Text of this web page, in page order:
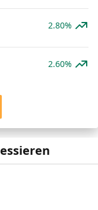
2.80%
2.60%